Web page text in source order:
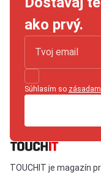
ako prvý.
Súhlasím so
TOUCHIT je magazín